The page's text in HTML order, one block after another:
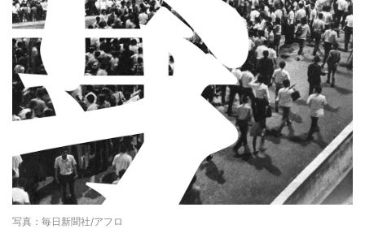
写真：毎日新聞社/アフロ